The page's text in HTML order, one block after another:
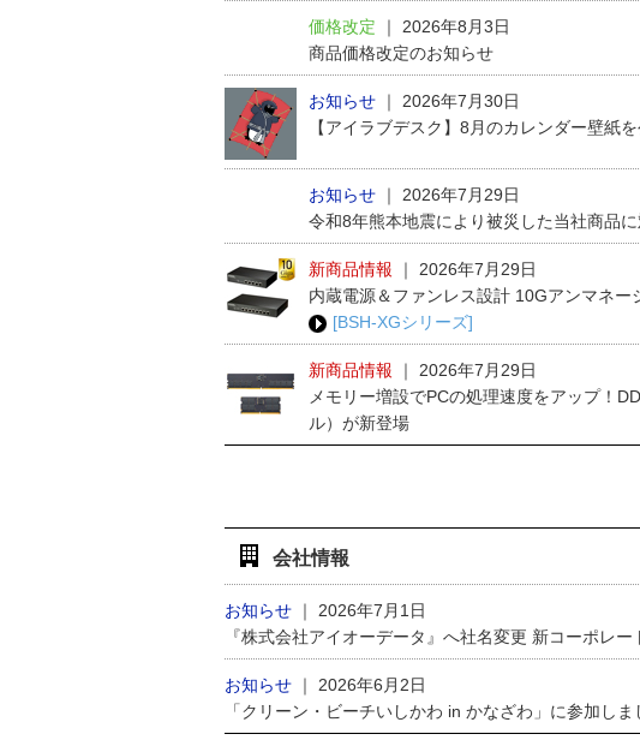
価格改定 ｜
2026年8月3日
商品価格改定のお知らせ
お知らせ ｜
2026年7月30日
【アイラブデスク】8月のカレンダー壁紙
お知らせ ｜
2026年7月29日
令和8年熊本地震により被災した当社商品
新商品情報 ｜
2026年7月29日
内蔵電源＆ファンレス設計 10Gアンマネー
[BSH-XGシリーズ]
新商品情報 ｜
2026年7月29日
メモリー増設でPCの処理速度をアップ！
ル）が新登場
会社情報
お知らせ ｜
2026年7月1日
『株式会社アイオーデータ』へ社名変更 新コーポレ
お知らせ ｜
2026年6月2日
「クリーン・ビーチいしかわ in かなざわ」に参加しま